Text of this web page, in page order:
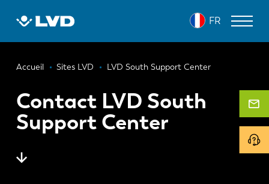
FR
Fil
d'Ariane
Accueil Sites LVD LVD South Support Center
Contact LVD South
Support Center
MACHINES DE DÉCOUPE LASER
PRESSES PLIEUSES
PANNEAUTEUSES